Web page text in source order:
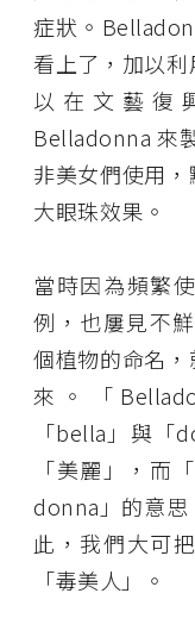
症狀。
看上了，加以
以在文藝復
Belladonna 來
非美女們使用
大眼珠效果。
當時因為頻繁
例，也屢見不
個植物的命名
來。「
「bella」與「
「美麗」，而
donna」的意思
此，我們大可
「毒美人」。